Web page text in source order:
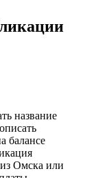
название
балансе
Омска или